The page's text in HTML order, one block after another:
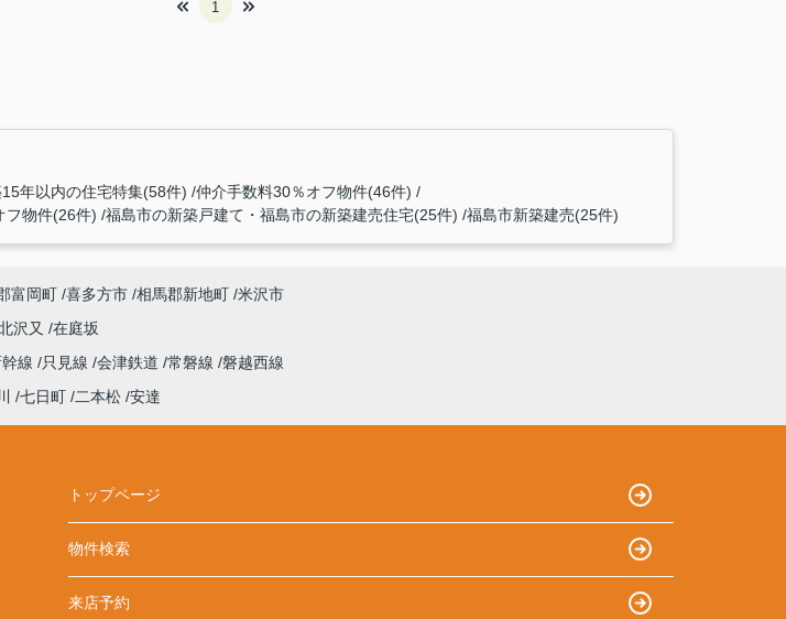
1
年以内の住宅特集(58件) 仲介手数料30％オフ物件(46件)
フ物件(26件) 福島市の新築戸建て・福島市の新築建売住宅(25件) 福島市新築建売(25件)
富岡町 喜多方市 相馬郡新地町 米沢市
沢又
在庭坂
線 只見線 会津鉄道 常磐線 磐越西線
七日町 二本松 安達
トップページ
物件検索
来店予約